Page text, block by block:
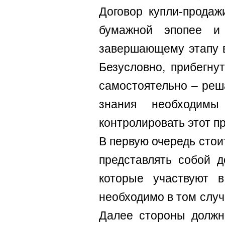
Договор купли-
бумажной эпопее
завершающему этапу
Безусловно,
самостоятельно –
знания
контролировать этот
В первую очередь
представлять собой
которые участвуют
необходимо в том
Далее стороны